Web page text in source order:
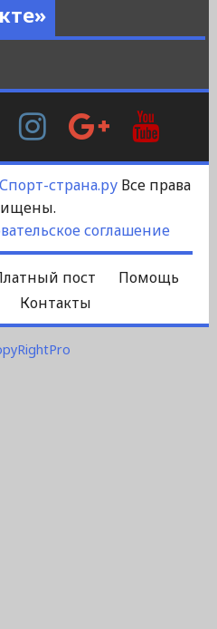
Контакте
InstagramGoogle
Plus
Спорт-страна.руВсе права
соглашение
пост
Помощь
Контакты